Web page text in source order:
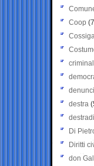
Coop
destra
Di
Diritti
don